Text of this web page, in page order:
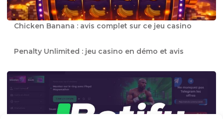
Chicken Banana : avis complet sur ce jeu casino
Penalty Unlimited : jeu casino en démo et avis